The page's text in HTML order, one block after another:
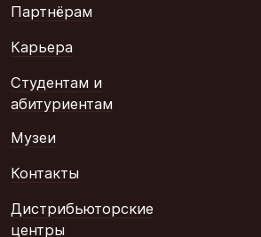
Партнёрам
Карьера
Студентам и
абитуриентам
Музеи
Контакты
Дистрибьюторские
центры